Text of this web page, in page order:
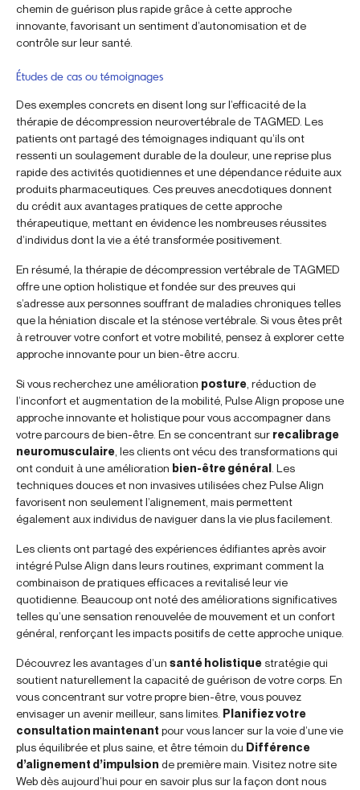
chemin de guérison plus rapide grâce à cette approche
innovante, favorisant un sentiment d’autonomisation et de
contrôle sur leur santé.
Études de cas ou témoignages
Des exemples concrets en disent long sur l’efficacité de la
thérapie de décompression neurovertébrale de TAGMED. Les
patients ont partagé des témoignages indiquant qu’ils ont
ressenti un soulagement durable de la douleur, une reprise plus
rapide des activités quotidiennes et une dépendance réduite aux
produits pharmaceutiques. Ces preuves anecdotiques donnent
du crédit aux avantages pratiques de cette approche
thérapeutique, mettant en évidence les nombreuses réussites
d’individus dont la vie a été transformée positivement.
En résumé, la thérapie de décompression vertébrale de TAGMED
offre une option holistique et fondée sur des preuves qui
s’adresse aux personnes souffrant de maladies chroniques telles
que la héniation discale et la sténose vertébrale. Si vous êtes prêt
à retrouver votre confort et votre mobilité, pensez à explorer cette
approche innovante pour un bien-être accru.
Si vous recherchez une amélioration posture , réduction de
l’inconfort et augmentation de la mobilité, Pulse Align propose une
approche innovante et holistique pour vous accompagner dans
votre parcours de bien-être. En se concentrant sur recalibrage
neuromusculaire , les clients ont vécu des transformations qui
ont conduit à une amélioration bien-être général . Les
techniques douces et non invasives utilisées chez Pulse Align
favorisent non seulement l’alignement, mais permettent
également aux individus de naviguer dans la vie plus facilement.
Les clients ont partagé des expériences édifiantes après avoir
intégré Pulse Align dans leurs routines, exprimant comment la
combinaison de pratiques efficaces a revitalisé leur vie
quotidienne. Beaucoup ont noté des améliorations significatives
telles qu’une sensation renouvelée de mouvement et un confort
général, renforçant les impacts positifs de cette approche unique.
Découvrez les avantages d’un santé holistique stratégie qui
soutient naturellement la capacité de guérison de votre corps. En
vous concentrant sur votre propre bien-être, vous pouvez
envisager un avenir meilleur, sans limites. Planifiez votre
consultation maintenant pour vous lancer sur la voie d’une vie
plus équilibrée et plus saine, et être témoin du Différence
d’alignement d’impulsion de première main. Visitez notre site
Web dès aujourd’hui pour en savoir plus sur la façon dont nous